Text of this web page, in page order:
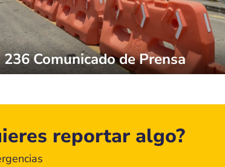
236 Comunicado de Prensa
reportar algo?